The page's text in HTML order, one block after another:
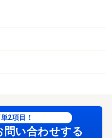
2項目！
問い合わせする